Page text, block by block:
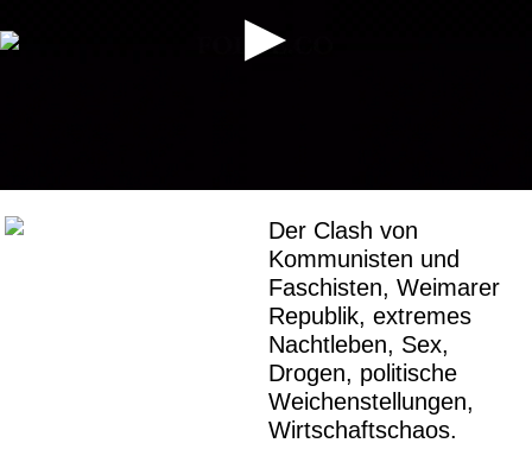
Der Clash von
Kommunisten und
Faschisten, Weimarer
Republik, extremes
Nachtleben, Sex,
Drogen, politische
Weichenstellungen,
Wirtschaftschaos.